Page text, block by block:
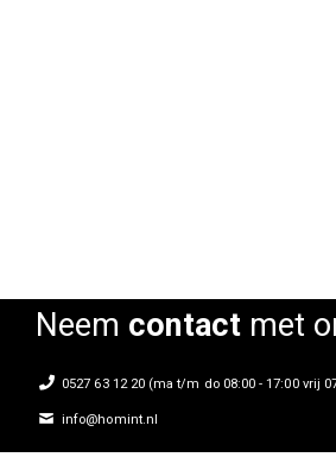
Neem contactmet
0527 63 12 20 (ma t/m do 08:00 - 17:00 vrij
info@homint.nl